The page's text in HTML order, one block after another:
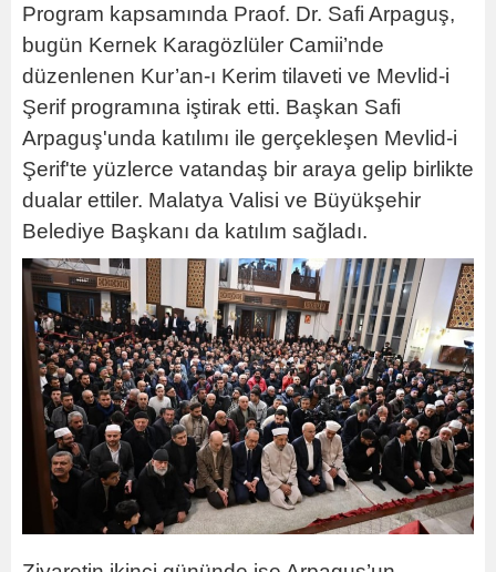
Program kapsamında Praof. Dr. Safi Arpaguş,
bugün Kernek Karagözlüler Camii’nde
düzenlenen Kur’an-ı Kerim tilaveti ve Mevlid-i
Şerif programına iştirak etti. Başkan Safi
Arpaguş'unda katılımı ile gerçekleşen Mevlid-i
Şerif'te yüzlerce vatandaş bir araya gelip birlikte
dualar ettiler. Malatya Valisi ve Büyükşehir
Belediye Başkanı da katılım sağladı.